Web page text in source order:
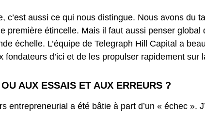
aussi ce qui nous distingue. Nous avons du
première étincelle. Mais il faut aussi penser global
échelle. L’équipe de Telegraph Hill Capital a
d’ici et de les propulser rapidement sur
AUX ESSAIS ET AUX ERREURS ?
entrepreneurial a été bâtie à part d’un « échec ».